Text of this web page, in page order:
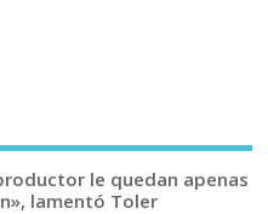
le quedan apenas
lamentó Toler